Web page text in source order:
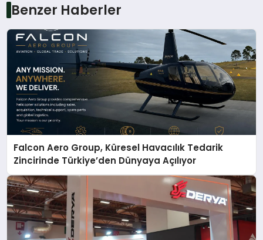
Benzer Haberler
Falcon Aero Group, Küresel Havacılık Tedarik
Zincirinde Türkiye’den Dünyaya Açılıyor